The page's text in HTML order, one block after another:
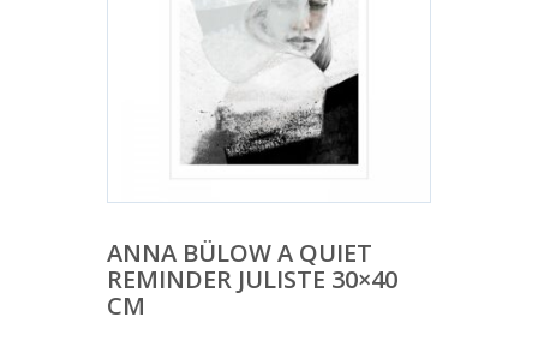
ANNA BÜLOW A QUIET
REMINDER JULISTE 30×40
CM